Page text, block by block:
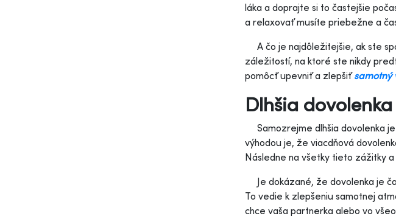
láka a doprajte si to častejšie
a relaxovať musíte priebežne a
A čo je najdôležitejšie, ak ste
záležitostí, na ktoré ste nikdy
pomôcť upevniť a zlepšiťsamotný
Dlhšia dovolenka
Samozrejme dlhšia dovolenka
výhodou je, že viacdňová
Následne na všetky tieto zážitky
Je dokázané, že dovolenka je
To vedie k zlepšeniu samotnej
chce vaša partnerka alebo vo